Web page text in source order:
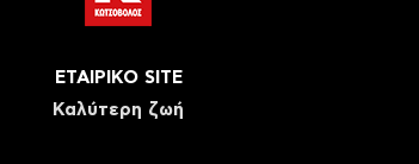
ΕΤΑΙΡΙΚΟ SITE
Καλύτερη ζωή